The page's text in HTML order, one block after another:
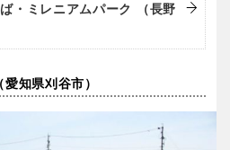
広島
・ミレニアムパーク （長野
知県刈谷市）